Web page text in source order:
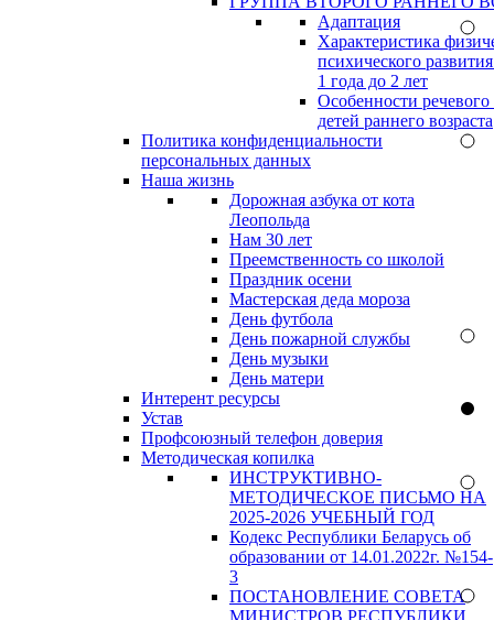
Адаптация
Характеристика
психического
1 года до 2 лет
Особенности речевого
детей раннего возраста
Политика конфиденциальности
персональных данных
Наша жизнь
Дорожная азбука от кота
Леопольда
Нам 30 лет
Преемственность со школой
Праздник осени
Мастерская деда мороза
День футбола
День пожарной службы
День музыки
День матери
Интерент ресурсы
Устав
Профсоюзный телефон доверия
Методическая копилка
ИНСТРУКТИВНО-
МЕТОДИЧЕСКОЕ ПИСЬМО НА
2025-2026 УЧЕБНЫЙ ГОД
Кодекс Республики Беларусь об
образовании от 14.01.2022г. №154-
3
ПОСТАНОВЛЕНИЕ СОВЕТА